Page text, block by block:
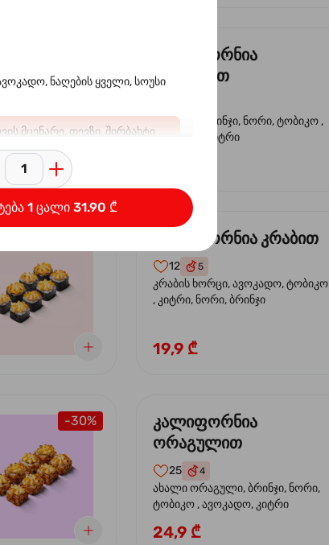
კალიფორნია
კრევეტით
კრევეტი, ბრინჯი, ნორი, ტობიკო ,
ავოკადო, კიტრი
კალიფორნია კრაბით
12 5
კრაბის ხორცი, ავოკადო, ტობიკო
, კიტრი, ნორი, ბრინჯი
19,9 ₾
-30%
კალიფორნია
ორაგულით
25 4
ახალი ორაგული, ბრინჯი, ნორი,
ტობიკო , ავოკადო, კიტრი
24,9 ₾
ნაღების ყველი, სოუსი
მცენარე, თევზი, შირბახტი
1 ცალი 31.90 ₾